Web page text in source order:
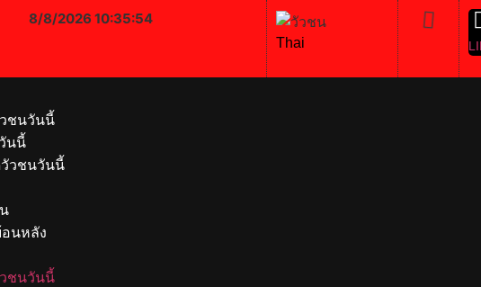
8/8/2026 10:35:55
Thai
ชนวันนี้
นนี้
วชนวันนี้
นหลัง
ชนวันนี้